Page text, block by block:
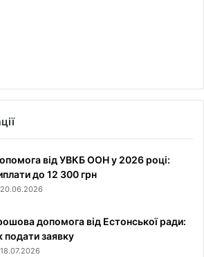
від УВКБ ООН у 2026 році:
до 12 300 грн
20.06.2026
допомога від Естонської ради:
подати заявку
18.07.2026